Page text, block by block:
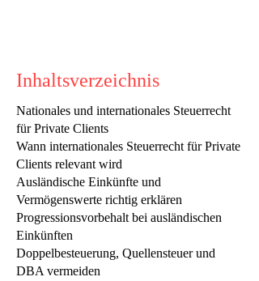
Inhaltsverzeichnis
Nationales und internationales Steuerrecht
für Private Clients
Wann internationales Steuerrecht für Private
Clients relevant wird
Ausländische Einkünfte und
Vermögenswerte richtig erklären
Progressionsvorbehalt bei ausländischen
Einkünften
Doppelbesteuerung, Quellensteuer und
DBA vermeiden